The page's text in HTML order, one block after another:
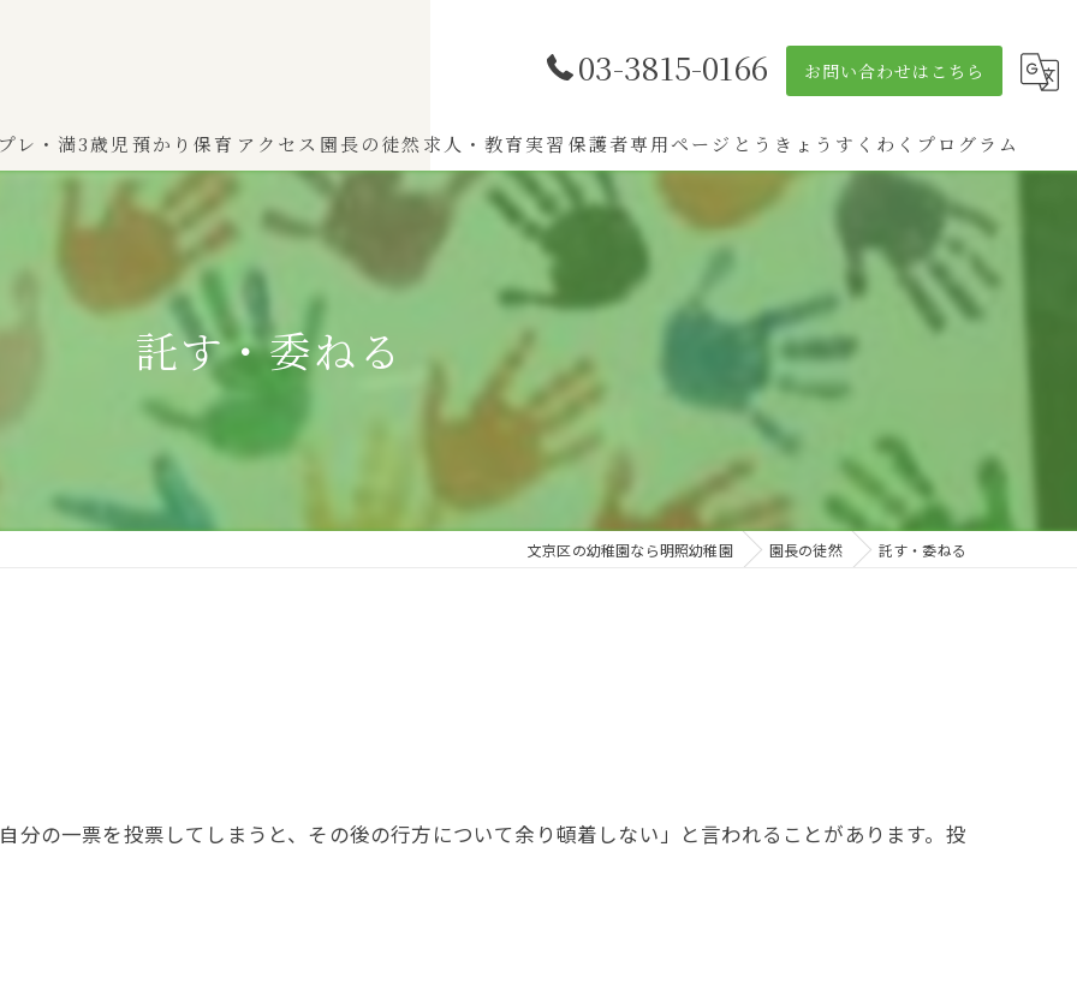
03-3815-0166 お問い合わせはこちら
プレ・満3歳児
わかば（0～2歳児）
ひよこぐみ（1〜2歳児）
ふたばぐみ(満3歳児)
預かり保育 アクセス 園長の徒然 求人・教育実習 保護者専用ページ とうきょうすくわくプログラム
託す・委ねる
文京区の幼稚園なら明照幼稚園 園長の徒然 託す・委ねる
分の一票を投票してしまうと、その後の行方について余り頓着しない」と言われることがあります。投